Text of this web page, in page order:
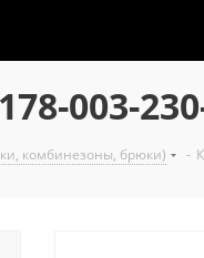
003-
комбинезоны, брюки) -